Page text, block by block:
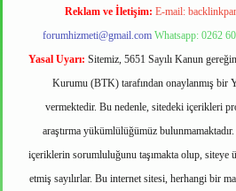
Reklam ve İletişim: E-mail:
forumhizmeti@gmail.com Whatsapp: 0262
Yasal Uyarı: Sitemiz, 5651 Sayılı Kanun
Kurumu (BTK) tarafından onaylanmış bir
vermektedir. Bu nedenle, sitedeki içerikleri
araştırma yükümlülüğümüz
içeriklerin sorumluluğunu taşımakta olup, siteye
etmiş sayılırlar. Bu internet sitesi, herhangi bir